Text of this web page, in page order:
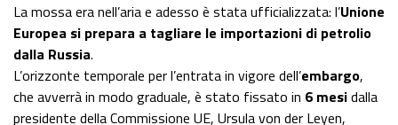
La mossa era nell’aria e adesso è stata ufficializzata: l’Unione
Europea si prepara a tagliare le importazioni di petrolio
dalla Russia.
L’orizzonte temporale per l’entrata in vigore dell’embargo,
che avverrà in modo graduale, è stato fissato in 6 mesidalla
presidente della Commissione UE, Ursula von der Leyen,